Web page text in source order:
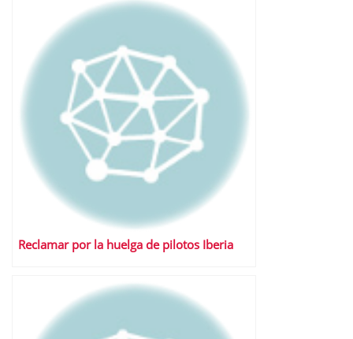
Reclamar por la huelga de pilotos Iberia